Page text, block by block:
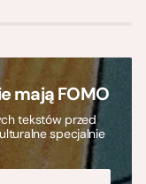
mają FOMO
tekstów przed
specjalnie